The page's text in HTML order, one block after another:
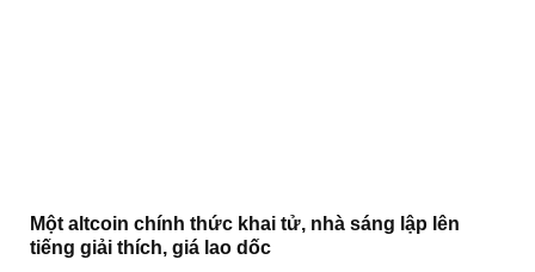
Một altcoin chính thức khai tử, nhà sáng lập lên
tiếng giải thích, giá lao dốc